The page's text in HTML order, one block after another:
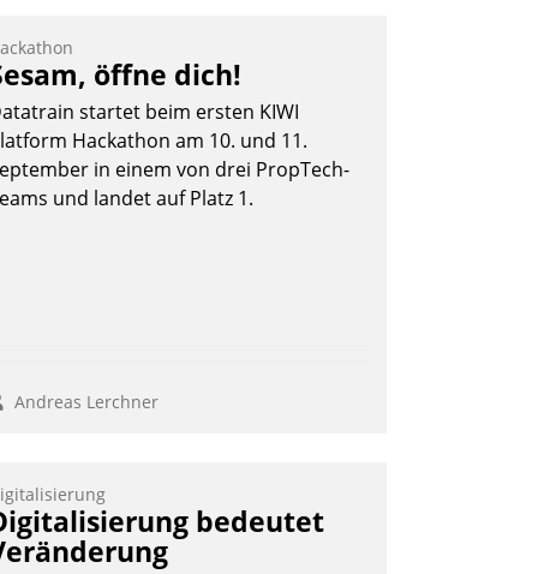
öffne dich!
startet beim ersten KIWI
Hackathon am 10. und 11.
in einem von drei PropTech-
und landet auf Platz 1.
Andreas Lerchner
bedeutet